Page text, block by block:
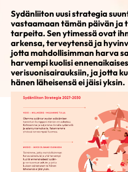
Sydänliiton uusi strategia
vastaamaan tämän päivän ja
tarpeita. Sen ytimessä ovat
arkensa, terveytensä ja
jotta mahdollisimman harva
harvempi kuolisi
verisuonisairauksiin, ja jotta
hänen läheisensä ei jäisi yksin.